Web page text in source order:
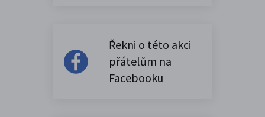
Řekni o této akci
přátelům na
Facebooku